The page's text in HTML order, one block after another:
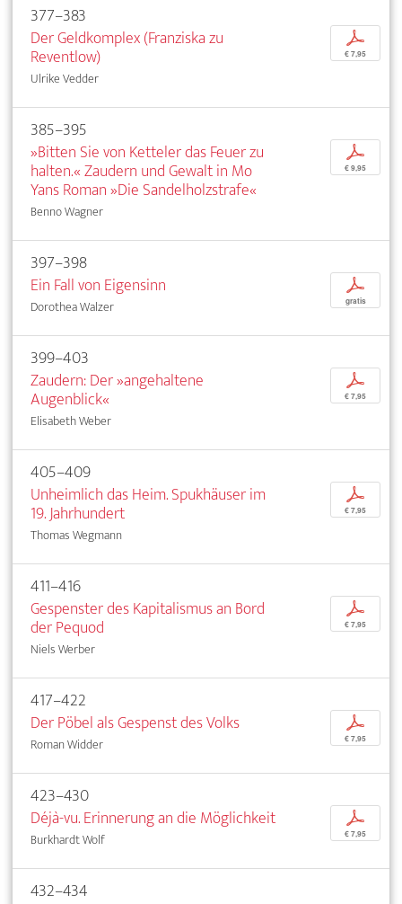
377–383
Der Geldkomplex (Franziska zu
Reventlow)
Ulrike Vedder
p
€ 7,95
385–395
»Bitten Sie von Ketteler das Feuer zu
halten.« Zaudern und Gewalt in Mo
Yans Roman »Die Sandelholzstrafe«
Benno Wagner
p
€ 9,95
397–398
Ein Fall von Eigensinn
Dorothea Walzer
p
gratis
399–403
Zaudern: Der »angehaltene
Augenblick«
Elisabeth Weber
p
€ 7,95
405–409
Unheimlich das Heim. Spukhäuser im
19. Jahrhundert
Thomas Wegmann
p
€ 7,95
411–416
Gespenster des Kapitalismus an Bord
der Pequod
Niels Werber
p
€ 7,95
417–422
Der Pöbel als Gespenst des Volks
Roman Widder
p
€ 7,95
423–430
Déjà-vu. Erinnerung an die Möglichkeit
Burkhardt Wolf
p
€ 7,95
432–434